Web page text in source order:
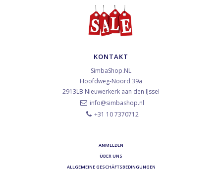
KONTAKT
SimbaShop.NL
Hoofdweg-Noord 39a
2913LB Nieuwerkerk aan den IJssel
info@simbashop.nl
+31 10 7370712
ANMELDEN
ÜBER UNS
ALLGEMEINE GESCHÄFTSBEDINGUNGEN